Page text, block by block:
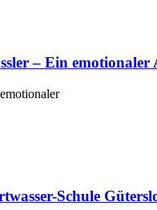
– Ein emotionaler
Schule